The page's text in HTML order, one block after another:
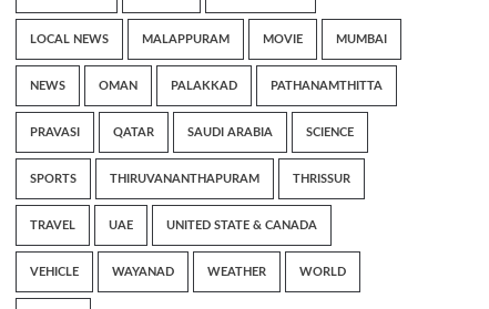
LOCAL NEWS MALAPPURAM MOVIE MUMBAI
NEWS OMAN PALAKKAD PATHANAMTHITTA
PRAVASI QATAR SAUDI ARABIA SCIENCE
SPORTS THIRUVANANTHAPURAM THRISSUR
TRAVEL UAE UNITED STATE & CANADA
VEHICLE WAYANAD WEATHER WORLD